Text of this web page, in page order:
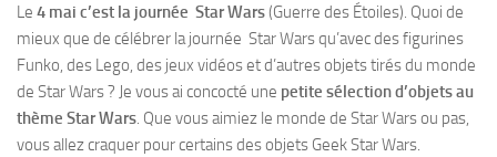
Le 4 mai c’est la journée Star Wars(Guerre des Étoiles). Quoi de
mieux que de célébrer la journée Star Wars qu’avec des figurines
Funko, des Lego, des jeux vidéos et d’autres objets tirés du monde
de Star Wars ? Je vous ai concocté une petite sélection d’objets au
thème Star Wars. Que vous aimiez le monde de Star Wars ou pas,
vous allez craquer pour certains des objets Geek Star Wars.